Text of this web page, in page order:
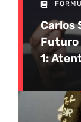
Carlos
Futuro
1: